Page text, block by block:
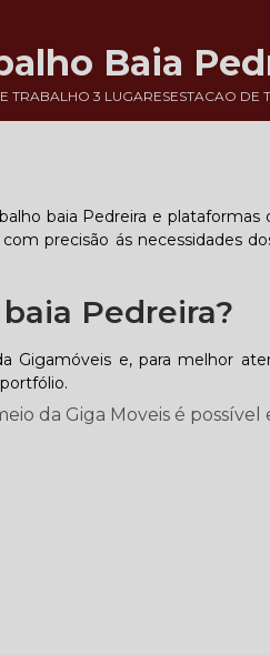
TRABALHO 3 LUGARESESTACAO DE
Baia
baia Pedreira e plataformas
precisão ás necessidades
Pedreira?
e, para melhor
da Giga Moveis é possível